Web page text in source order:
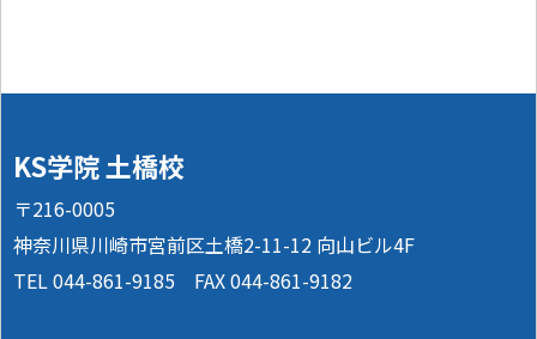
KS学院 土橋校
〒216-0005
神奈川県川崎市宮前区土橋2-11-12 向山ビル4F
TEL 044-861-9185 FAX 044-861-9182